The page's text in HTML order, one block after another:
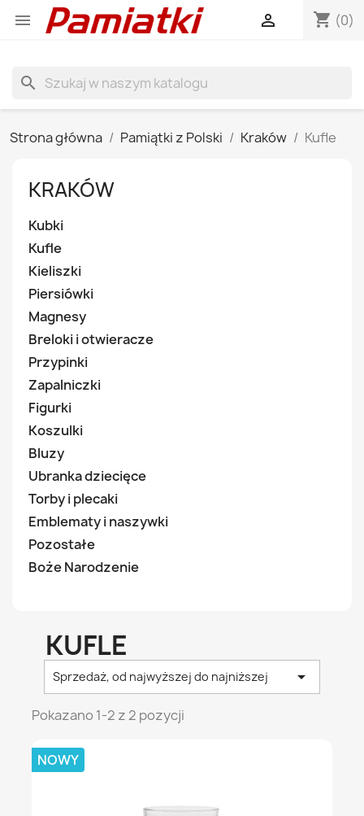
 shopping_cart (0)

search
Strona główna Pamiątki z Polski Kraków Kufle
KRAKÓW
Kubki
Kufle
Kieliszki
Piersiówki
Magnesy
Breloki i otwieracze
Przypinki
Zapalniczki
Figurki
Koszulki
Bluzy
Ubranka dziecięce
Torby i plecaki
Emblematy i naszywki
Pozostałe
Boże Narodzenie
KUFLE
Sprzedaż, od najwyższej do najniższej 
Pokazano 1-2 z 2 pozycji
NOWY